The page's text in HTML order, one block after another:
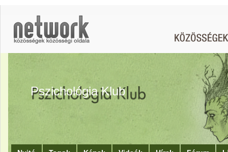
Pszichológia Klub